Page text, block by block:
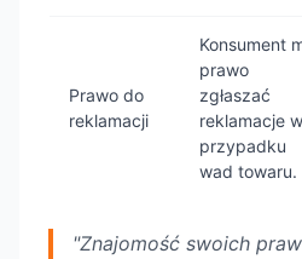
Prawo do
reklamacji
Konsument
prawo
zgłaszać
reklamacje w
przypadku
wad towaru.
"Znajomość swoich